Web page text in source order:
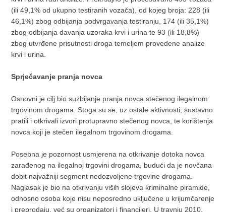
(ili 49,1% od ukupno testiranih vozača), od kojeg broja: 228 (ili
46,1%) zbog odbijanja podvrgavanja testiranju, 174 (ili 35,1%)
zbog odbijanja davanja uzoraka krvi i urina te 93 (ili 18,8%)
zbog utvrđene prisutnosti droga temeljem provedene analize
krvi i urina.
Sprječavanje pranja novca
Osnovni je cilj bio suzbijanje pranja novca stečenog ilegalnom
trgovinom drogama. Stoga su se, uz ostale aktivnosti, sustavno
pratili i otkrivali izvori protupravno stečenog novca, te korištenja
novca koji je stečen ilegalnom trgovinom drogama.
Posebna je pozornost usmjerena na otkrivanje dotoka novca
zarađenog na ilegalnoj trgovini drogama, budući da je novčana
dobit najvažniji segment nedozvoljene trgovine drogama.
Naglasak je bio na otkrivanju viših slojeva kriminalne piramide,
odnosno osoba koje nisu neposredno uključene u krijumčarenje
i preprodaju, već su organizatori i financijeri. U travnju 2010.